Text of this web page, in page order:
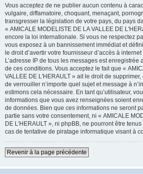
Vous acceptez de ne publier aucun contenu à
vulgaire, diffamatoire, choquant, menaçant,
transgresser la législation de votre pays, du pays
« AMICALE MODELISTE DE LA VALLEE DE
encore la loi internationale. Si vous ne respectez
vous exposez à un bannissement immédiat et
le droit d’avertir votre fournisseur d’accès à
L’adresse IP de tous les messages est enregistrée
de ces conditions. Vous acceptez le fait que «
VALLEE DE L'HERAULT » ait le droit de
de verrouiller n’importe quel sujet et message à
estimons cela nécessaire. En tant qu’utilisateur,
informations que vous avez renseignées soient
de données. Bien que ces informations ne seront
partie sans votre consentement, ni « AMICALE
DE L'HERAULT », ni phpBB, ne pourront être
cas de tentative de piratage informatique visant à
Revenir à la page précédente